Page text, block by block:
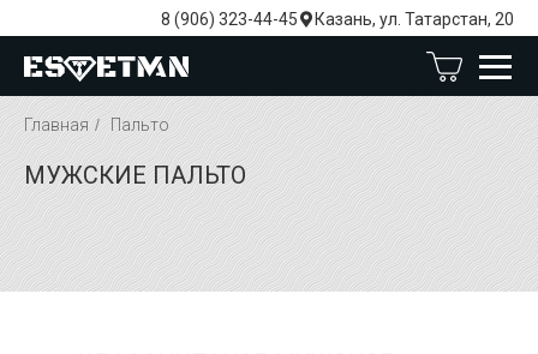
8 (906) 323-44-45 Казань, ул. Татарстан, 20
Главная / Пальто
МУЖСКИЕ ПАЛЬТО